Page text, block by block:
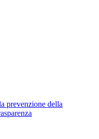
prevenzione della